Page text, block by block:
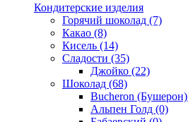
Кондитерские изделия
Горячий шоколад (7)
Какао (8)
Кисель (14)
Сладости (35)
Джойко (22)
Шоколад (68)
Bucheron (Бушерон)
Альпен Голд (0)